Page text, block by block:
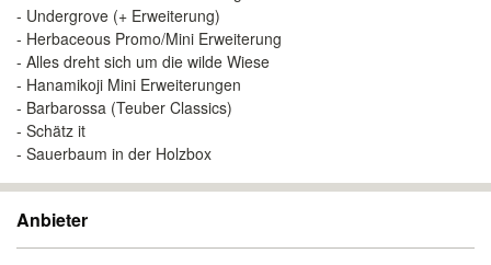
- Undergrove (+ Erweiterung)
- Herbaceous Promo/Mini Erweiterung
- Alles dreht sich um die wilde Wiese
- Hanamikoji Mini Erweiterungen
- Barbarossa (Teuber Classics)
- Schätz it
- Sauerbaum in der Holzbox
Anbieter